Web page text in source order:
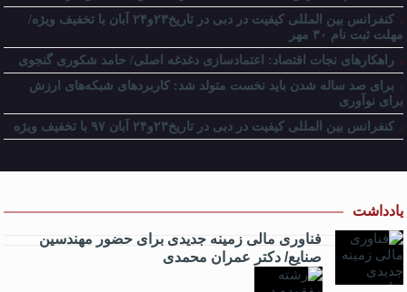
کنفرانس بین المللی کیفیت در دبی در تاریخ۲۳و۲۴ آبان با تخفیف ویژه/
مهلت ثبت نام ۳۰ مهر
راهکارهای نجات اقتصاد: اعتمادسازی دغدغه اصلی/ حامد شکوری گنجوی
برای صد ساله شدن باید نخست متولد شد: کاربردهای شبکه‌های ارزش
برای نوآوری
کنفرانس بین المللی کیفیت در دبی در تاریخ۲۳و۲۴ آبان ۹۷ با تخفیف ویژه
یادداشت
فناوری مالی زمینه جدیدی برای حضور مهندسین
صنایع/ دکتر عمران محمدی